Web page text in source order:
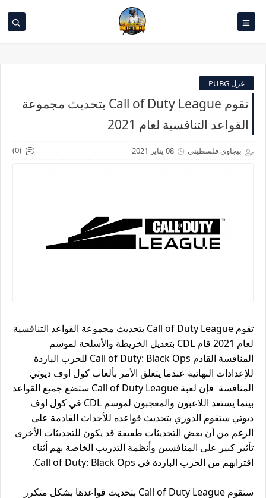
غزل PUBG
تقوم Call of Duty League بتحديث مجموعة
القواعد التنافسية لعام 2021
ببجاوي فلسطيني 08 يناير 2021 (0)
تقوم Call of Duty League بتحديث مجموعة القواعد التنافسية
لعام 2021 قام CDL بتعديل الخريطة والأسلحة لموسم
المنافسة القادم Call of Duty: Black Ops للحرب الباردة
للإعدادات النهائية عندما يتعلق الأمر بألعاب كول اوف ديوتي
المنافسة فإن لعبة Call of Duty League ستضع جميع القواعد
بينما يستعد اللاعبون والمعجبون لموسم CDL في كول اوف
ديوتي ستقوم الدوري بتحديث قواعده للأحداث القادمة على
الرغم من أن بعض التحديثات طفيفة قد يكون للتحديثات الأخرى
تأثير كبير على المنافسين وأنظمة التدريب الخاصة بهم أثناء
اقترابهم من الحرب الباردة في Call of Duty: Black Ops.
ستقوم Call of Duty League بتحديث قواعدها بشكل متكرر